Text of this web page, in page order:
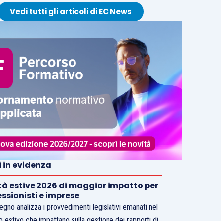
Vedi tutti gli articoli di EC News
in evidenza
estive 2026 di maggior impatto per
e imprese
analizza i provvedimenti legislativi emanati nel